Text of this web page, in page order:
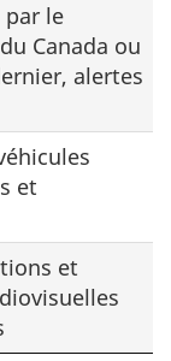
par le
Canada ou
alertes
et
et